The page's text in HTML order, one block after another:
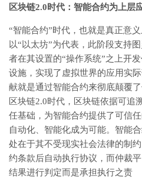
区块链2.0时代：智能合约为上层
“智能合约”时代，也就是真正意
以“以太坊”为代表，此阶段支持
者在其设置的“操作系统”之上开
设施，实现了虚拟世界的应用实
献就是通过智能合约来彻底颠覆
区块链2.0时代，区块链依据可追
任基础，为智能合约提供了可信
自动化、智能化成为可能。智能
处在于其不受现实社会法律的制
约条款后自动执行协议，而仲裁
结果进行判定而是承担执行之责